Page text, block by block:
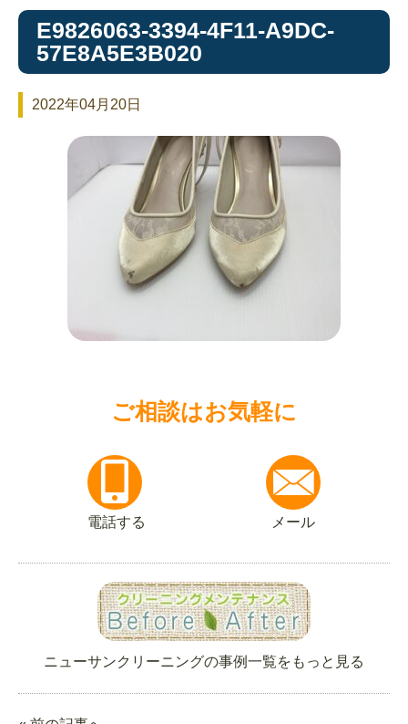
E9826063-3394-4F11-A9DC-
57E8A5E3B020
2022年04月20日
ご相談はお気軽に
電話する メール
ニューサンクリーニングの事例一覧をもっと見る